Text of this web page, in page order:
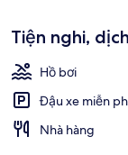
Tiện nghi,
Hồ bơi
Đậu xe miễn
Nhà hàng